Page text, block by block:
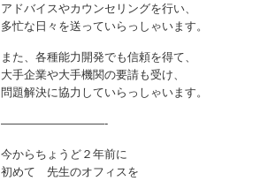
アドバイスやカウンセリングを行い、
多忙な日々を送っていらっしゃいます。
また、各種能力開発でも信頼を得て、
大手企業や大手機関の要請も受け、
問題解決に協力していらっしゃいます。
—————————-
今からちょうど２年前に
初めて 先生のオフィスを